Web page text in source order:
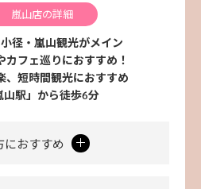
嵐山店の詳細
径・嵐山観光がメイン
カフェ巡りにおすすめ！
、短時間観光におすすめ
山駅」から徒歩6分
におすすめ